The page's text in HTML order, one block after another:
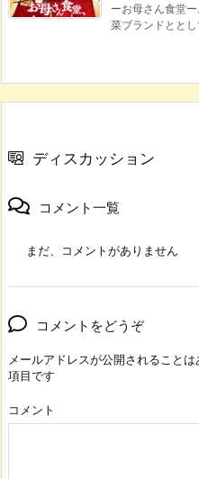
ーお母さん食堂
菜ブランドとと
ディスカッション
コメント一覧
まだ、コメントがありません
コメントをどうぞ
メールアドレスが公開されることは
項目です
コメント